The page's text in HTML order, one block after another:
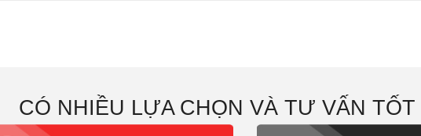
CÓ NHIỀU LỰA CHỌN VÀ TƯ VẤN